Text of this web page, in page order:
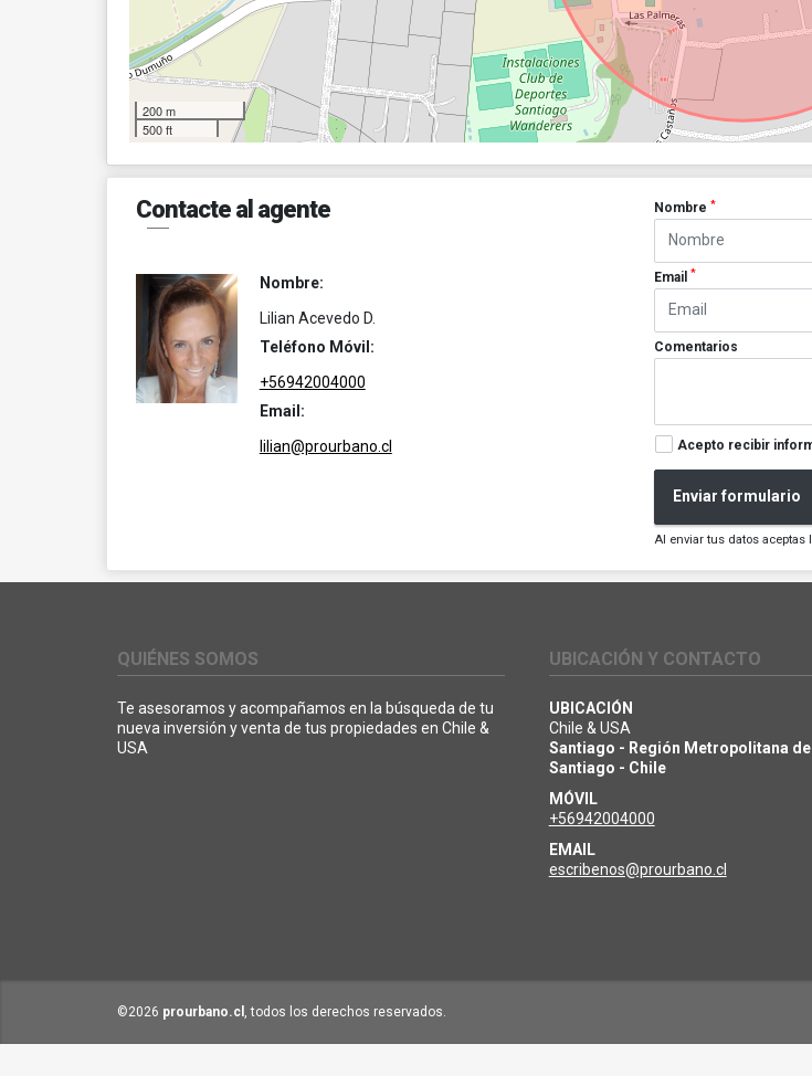
200 m
500 ft
Contacte al agente
Nombre:
Lilian Acevedo D.
Teléfono Móvil:
+56942004000
Email:
lilian@prourbano.cl
Nombre*
Email*
Comentarios
Acepto recibir
Enviar formulario
Al enviar tus datos aceptas
QUIÉNES SOMOS
Te asesoramos y acompañamos en la búsqueda de tu
nueva inversión y venta de tus propiedades en Chile &
USA
UBICACIÓN Y CONTACTO
UBICACIÓN
Chile & USA
Santiago - Región Metropolitana de
Santiago - Chile
MÓVIL
+56942004000
EMAIL
escribenos@prourbano.cl
©2026 prourbano.cl , todos los derechos reservados.